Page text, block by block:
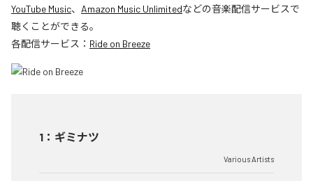
YouTube Music、 Amazon Music Unlimitedなどの音楽配信サービスで
聴くことができる。
各配信サービス： Ride on Breeze
1 ： ギミナツ
Various Artists